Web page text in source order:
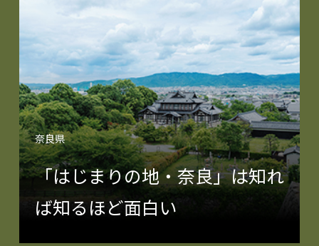
奈良県
「はじまりの地・奈良」は知れ
ば知るほど面白い